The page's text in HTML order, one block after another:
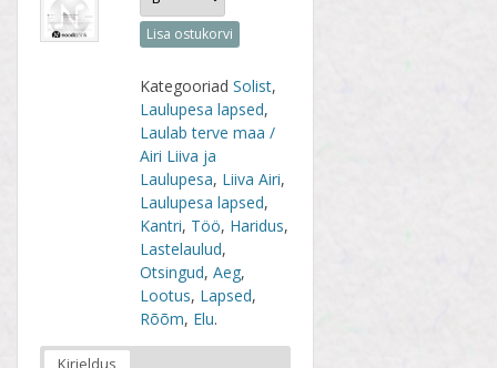
Lisa ostukorvi
KategooriadSolist,
Laulupesa lapsed,
Laulab terve maa /
Airi Liiva ja
Laulupesa, Liiva Airi,
Laulupesa lapsed,
Kantri, Töö, Haridus,
Lastelaulud,
Otsingud,Aeg,
Lootus, Lapsed,
Rõõm, Elu.
Kirjeldus